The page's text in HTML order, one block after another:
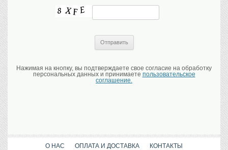
Нажимая на кнопку, вы подтверждаете свое согласие на обработку
персональных данных и принимаете пользовательское
соглашение.
О НАС ОПЛАТА И ДОСТАВКА КОНТАКТЫ